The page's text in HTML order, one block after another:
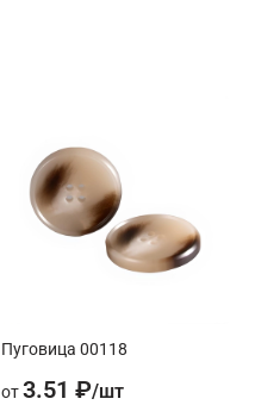
Пуговица 00118
от 3.51 ₽